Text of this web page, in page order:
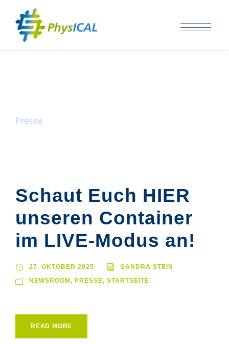
Presse
Schaut Euch HIER
unseren Container
im LIVE-Modus an!
27. OKTOBER 2025 SANDRA STEIN
NEWSROOM , PRESSE, STARTSEITE
READ MORE